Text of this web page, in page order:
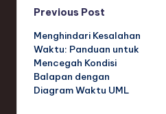
Post
navigation
Previous Post
Menghindari Kesalahan
Waktu: Panduan untuk
Mencegah Kondisi
Balapan dengan
Diagram Waktu UML